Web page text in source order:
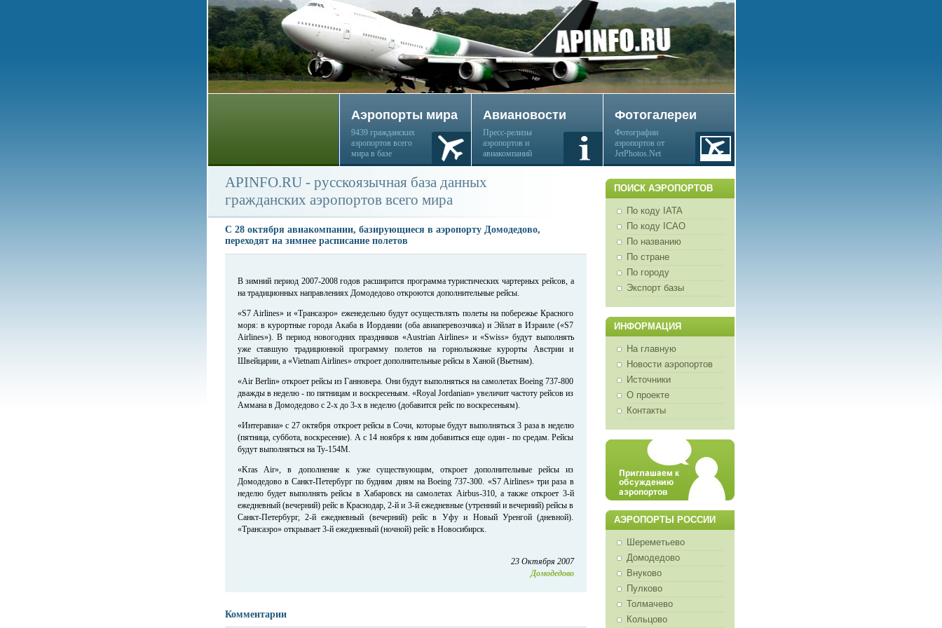
Аэропорты мира
9439 гражданских
аэропортов всего
мира в базе
Авиановости
Пресс-релизы
аэропортов и
авиакомпаний
Фотогалереи
Фотографии
аэропортов от
JetPhotos.Net
ПОИСК АЭРОПОРТОВ
По коду IATA
По коду ICAO
По названию
По стране
По городу
Экспорт базы
ИНФОРМАЦИЯ
На главную
Новости аэропортов
Источники
О проекте
Контакты
АЭРОПОРТЫ РОССИИ
Шереметьево
Домодедово
Внуково
Пулково
Толмачево
Кольцово
APINFO.RU - русскоязычная база данных
гражданских аэропортов всего мира
С 28 октября авиакомпании, базирующиеся в аэропорту Домодедово,
переходят на зимнее расписание полетов
В зимний период 2007-2008 годов расширится программа туристических чартерных рейсов, а
на традиционных направлениях Домодедово откроются дополнительные рейсы.
«S7 Airlines» и «Трансаэро» еженедельно будут осуществлять полеты на побережье Красного
моря: в курортные города Акаба в Иордании (оба авиаперевозчика) и Эйлат в Израиле («S7
Airlines»). В период новогодних праздников «Austrian Airlines» и «Swiss» будут выполнять
уже ставшую традиционной программу полетов на горнолыжные курорты Австрии и
Швейцарии, а «Vietnam Airlines» откроет дополнительные рейсы в Ханой (Вьетнам).
«Air Berlin» откроет рейсы из Ганновера. Они будут выполняться на самолетах Boeing 737-800
дважды в неделю - по пятницам и воскресеньям. «Royal Jordanian» увеличит частоту рейсов из
Аммана в Домодедово с 2-х до 3-х в неделю (добавится рейс по воскресеньям).
«Интеравиа» с 27 октября откроет рейсы в Сочи, которые будут выполняться 3 раза в неделю
(пятница, суббота, воскресение). А с 14 ноября к ним добавиться еще один - по средам. Рейсы
будут выполняться на Ту-154М.
«Kras Air», в дополнение к уже существующим, откроет дополнительные рейсы из
Домодедово в Санкт-Петербург по будним дням на Boeing 737-300. «S7 Airlines» три раза в
неделю будет выполнять рейсы в Хабаровск на самолетах Airbus-310, а также откроет 3-й
ежедневный (вечерний) рейс в Краснодар, 2-й и 3-й ежедневные (утренний и вечерний) рейсы в
Санкт-Петербург, 2-й ежедневный (вечерний) рейс в Уфу и Новый Уренгой (дневной).
«Трансаэро» открывает 3-й ежедневный (ночной) рейс в Новосибирск.
23 Октября 2007
Домодедово
Комментарии